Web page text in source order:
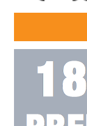
TakeFile